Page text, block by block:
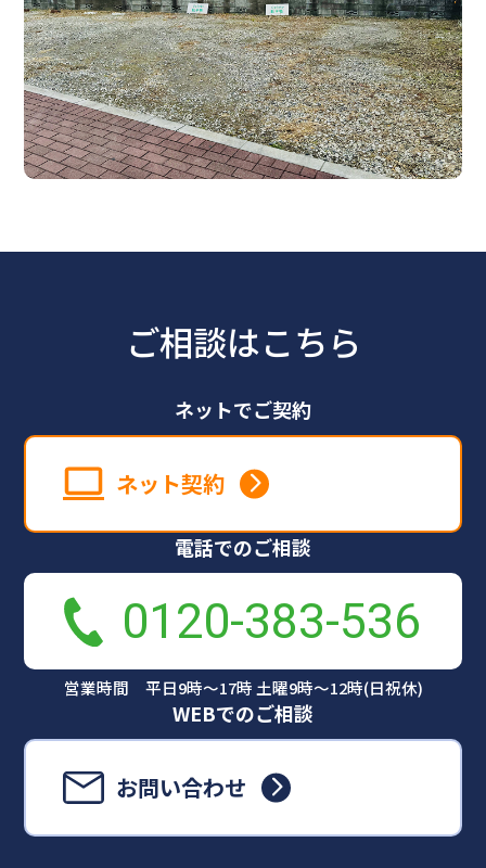
ご相談はこちら
ネットでご契約
ネット契約
電話でのご相談
0120-383-536
営業時間 平日9時～17時 土曜9時～12時(日祝休)
WEBでのご相談
お問い合わせ